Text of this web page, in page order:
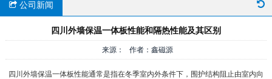
公司新闻
四川外墙保温一体板性能和隔热性能及其区别
来源： 作者：鑫磁源
四川外墙保温一体板性能通常是指在冬季室内外条件下，围护结构阻止由室内向